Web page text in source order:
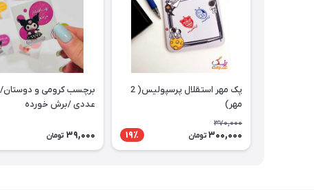
پک مهر استقلال پرسپولیس( 2
مهر)
370,000
300,000 تومان 19٪
عددی /برش خورده
39,000 تومان